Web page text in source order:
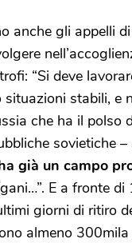
anche gli appelli
“Si deve
situazioni stabili, e
che ha il polso
sovietiche
già un campo
E a fronte di
giorni di ritiro
almeno